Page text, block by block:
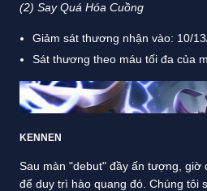
(2) Say Quá Hóa Cuồng
Giảm sát thương nhận vào: 10/
Sát thương theo máu tối đa của
KENNEN
Sau màn "debut" đầy ấn tượng, giờ
để duy trì hào quang đó. Chúng tôi